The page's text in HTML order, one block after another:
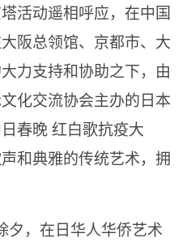
活动遥相呼应，在中国
阪总领馆、京都市、大
力支持和协助之下，由
化交流协会主办的日本
春晚 红白歌抗疫大
和典雅的传统艺术，拥
夕，在日华人华侨艺术